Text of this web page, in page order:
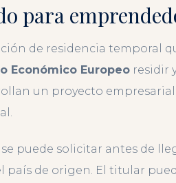
para
de residencia temporal
Económico Europeo residir
un proyecto
puede solicitar antes de
país de origen. El titular